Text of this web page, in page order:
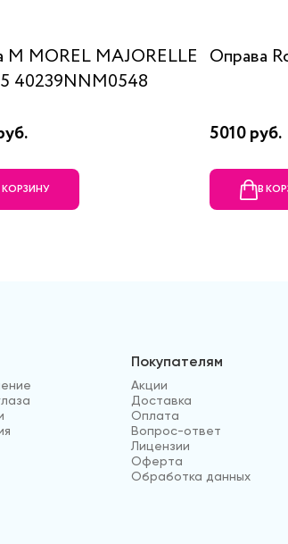
M MOREL MAJORELLE
40239NNM0548
КОРЗИНУ
Оправа
5010 руб.
В
Покупателям
Акции
Доставка
Оплата
Вопрос-ответ
Лицензии
Оферта
Обработка данных